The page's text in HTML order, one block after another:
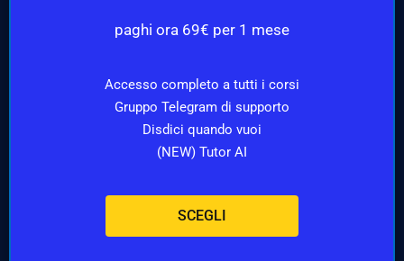
paghi ora 69€ per 1 mese
Accesso completo a tutti i corsi
Gruppo Telegram di supporto
Disdici quando vuoi
(NEW) Tutor AI
SCEGLI